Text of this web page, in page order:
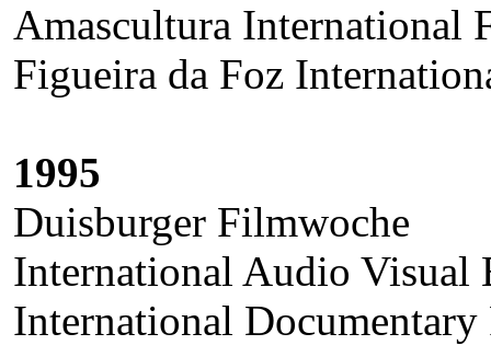
Amascultura International
Figueira da Foz
1995
Duisburger Filmwoche
International Audio Visual
International